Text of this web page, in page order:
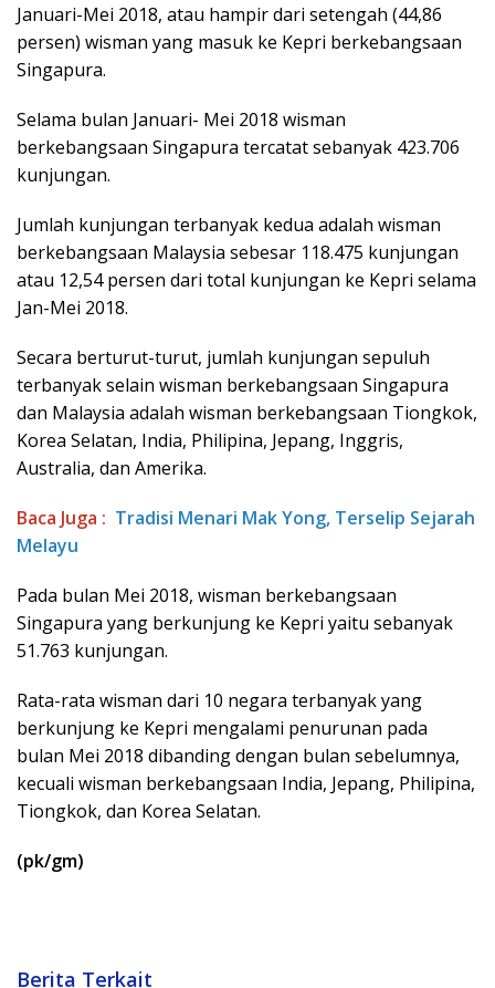
Januari-Mei 2018, atau hampir dari setengah (44,86
persen) wisman yang masuk ke Kepri berkebangsaan
Singapura.
Selama bulan Januari- Mei 2018 wisman
berkebangsaan Singapura tercatat sebanyak 423.706
kunjungan.
Jumlah kunjungan terbanyak kedua adalah wisman
berkebangsaan Malaysia sebesar 118.475 kunjungan
atau 12,54 persen dari total kunjungan ke Kepri selama
Jan-Mei 2018.
Secara berturut-turut, jumlah kunjungan sepuluh
terbanyak selain wisman berkebangsaan Singapura
dan Malaysia adalah wisman berkebangsaan Tiongkok,
Korea Selatan, India, Philipina, Jepang, Inggris,
Australia, dan Amerika.
Baca Juga : Tradisi Menari Mak Yong, Terselip Sejarah
Melayu
Pada bulan Mei 2018, wisman berkebangsaan
Singapura yang berkunjung ke Kepri yaitu sebanyak
51.763 kunjungan.
Rata-rata wisman dari 10 negara terbanyak yang
berkunjung ke Kepri mengalami penurunan pada
bulan Mei 2018 dibanding dengan bulan sebelumnya,
kecuali wisman berkebangsaan India, Jepang, Philipina,
Tiongkok, dan Korea Selatan.
(pk/gm)
Berita Terkait